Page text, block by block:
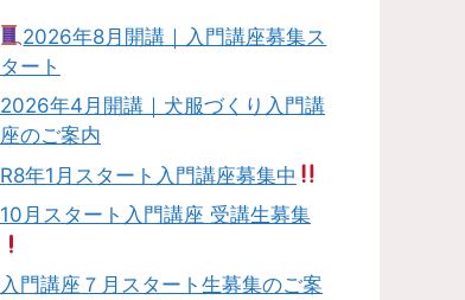
2026年8月開講｜入門講座募集ス
タート
2026年4月開講｜犬服づくり入門講
座のご案内
R8年1月スタート入門講座募集中
10月スタート入門講座 受講生募集
入門講座７月スタート生募集のご案